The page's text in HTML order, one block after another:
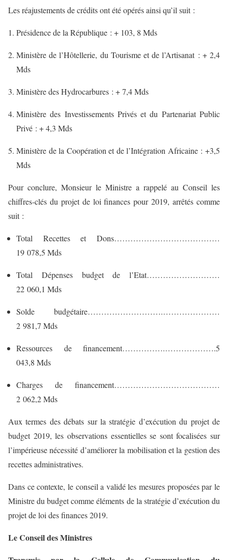
Les réajustements de crédits ont été opérés ainsi qu’il suit :
Présidence de la République : + 103, 8 Mds
Ministère de l’Hôtellerie, du Tourisme et de l’Artisanat : + 2,4
Mds
Ministère des Hydrocarbures : + 7,4 Mds
Ministère des Investissements Privés et du Partenariat Public
Privé : + 4,3 Mds
Ministère de la Coopération et de l’Intégration Africaine : +3,5
Mds
Pour conclure, Monsieur le Ministre a rappelé au Conseil les
chiffres-clés du projet de loi finances pour 2019, arrêtés comme
suit :
Total Recettes et Dons…………………………………
19 078,5 Mds
Total Dépenses budget de l’Etat………………………
22 060,1 Mds
Solde budgétaire……………………….…………………
2 981,7 Mds
Ressources de financement…………….……………….5
043,8 Mds
Charges de financement…………………………………
2 062,2 Mds
Aux termes des débats sur la stratégie d’exécution du projet de
budget 2019, les observations essentielles se sont focalisées sur
l’impérieuse nécessité d’améliorer la mobilisation et la gestion des
recettes administratives.
Dans ce contexte, le conseil a validé les mesures proposées par le
Ministre du budget comme éléments de la stratégie d’exécution du
projet de loi des finances 2019.
Le Conseil des Ministres